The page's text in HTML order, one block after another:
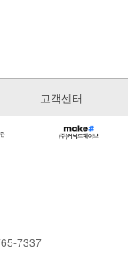
고객센터
7337